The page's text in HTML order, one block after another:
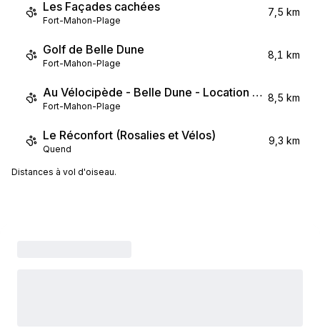
Les Façades cachées
Fort-Mahon-Plage
7,5 km
Golf de Belle Dune
Fort-Mahon-Plage
8,1 km
Au Vélocipède - Belle Dune - Location de vélos
Fort-Mahon-Plage
8,5 km
Le Réconfort (Rosalies et Vélos)
Quend
9,3 km
Distances à vol d'oiseau.